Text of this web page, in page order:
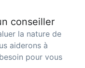
conseiller
la nature de
aiderons à
pour vous